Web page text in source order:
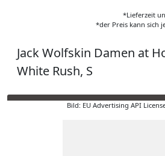
*Lieferzeit
*der Preis kann sich
Jack Wolfskin Damen at
White Rush, S
Bild: EU Advertising API